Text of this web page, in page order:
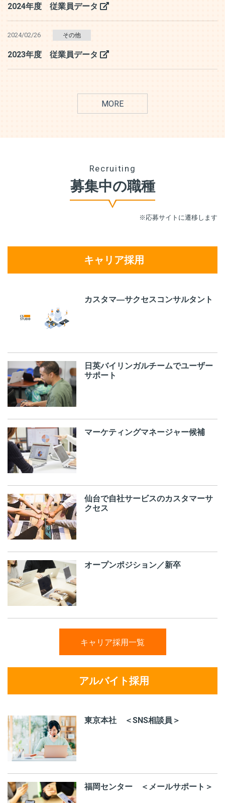
2024年度 従業員データ
2024/02/26 その他
2023年度 従業員データ
MORE
Recruiting
募集中の職種
※応募サイトに遷移します
キャリア採用
カスタマ―サクセスコンサルタント
日英バイリンガルチームでユーザー
サポート
マーケティングマネージャー候補
仙台で自社サービスのカスタマーサ
クセス
オープンポジション／新卒
キャリア採用一覧
アルバイト採用
東京本社 ＜SNS相談員＞
福岡センター ＜メールサポート＞